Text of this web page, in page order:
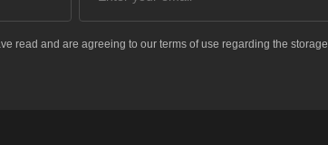
read and are agreeing to our terms of use regarding the